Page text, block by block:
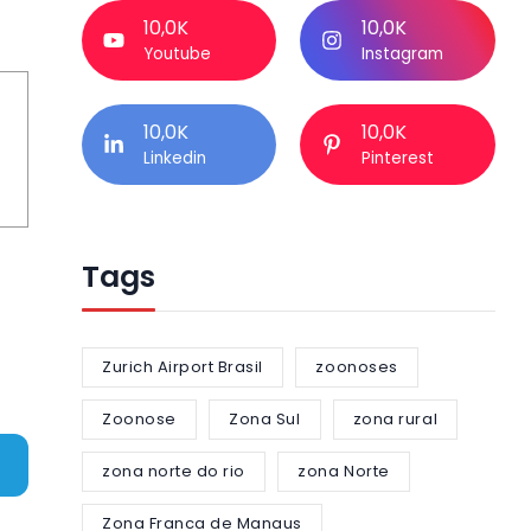
10,0K
Youtube
10,0K
Instagram
10,0K
Linkedin
10,0K
Pinterest
Tags
Zurich Airport Brasil zoonoses
Zoonose Zona Sul zona rural
zona norte do rio zona Norte
Zona Franca de Manaus